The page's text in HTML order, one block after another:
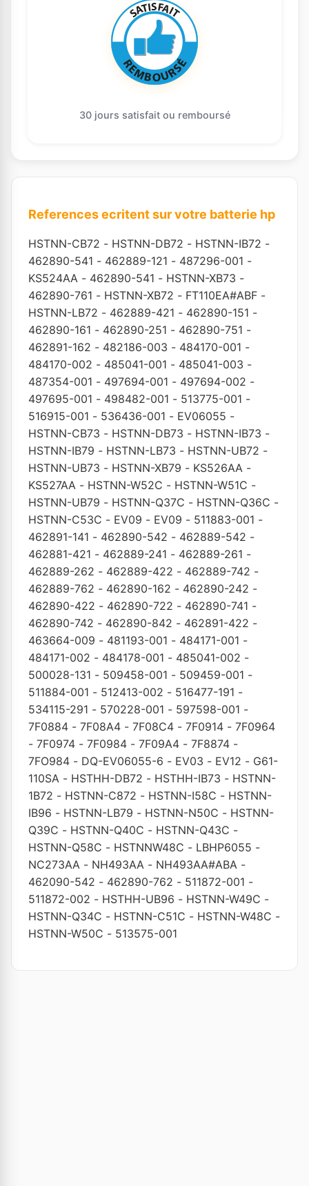
30 jours satisfait ou remboursé
References ecritent sur votre batterie hp
HSTNN-CB72 - HSTNN-DB72 - HSTNN-IB72 -
462890-541 - 462889-121 - 487296-001 -
KS524AA - 462890-541 - HSTNN-XB73 -
462890-761 - HSTNN-XB72 - FT110EA#ABF -
HSTNN-LB72 - 462889-421 - 462890-151 -
462890-161 - 462890-251 - 462890-751 -
462891-162 - 482186-003 - 484170-001 -
484170-002 - 485041-001 - 485041-003 -
487354-001 - 497694-001 - 497694-002 -
497695-001 - 498482-001 - 513775-001 -
516915-001 - 536436-001 - EV06055 -
HSTNN-CB73 - HSTNN-DB73 - HSTNN-IB73 -
HSTNN-IB79 - HSTNN-LB73 - HSTNN-UB72 -
HSTNN-UB73 - HSTNN-XB79 - KS526AA -
KS527AA - HSTNN-W52C - HSTNN-W51C -
HSTNN-UB79 - HSTNN-Q37C - HSTNN-Q36C -
HSTNN-C53C - EV09 - EV09 - 511883-001 -
462891-141 - 462890-542 - 462889-542 -
462881-421 - 462889-241 - 462889-261 -
462889-262 - 462889-422 - 462889-742 -
462889-762 - 462890-162 - 462890-242 -
462890-422 - 462890-722 - 462890-741 -
462890-742 - 462890-842 - 462891-422 -
463664-009 - 481193-001 - 484171-001 -
484171-002 - 484178-001 - 485041-002 -
500028-131 - 509458-001 - 509459-001 -
511884-001 - 512413-002 - 516477-191 -
534115-291 - 570228-001 - 597598-001 -
7F0884 - 7F08A4 - 7F08C4 - 7F0914 - 7F0964
- 7F0974 - 7F0984 - 7F09A4 - 7F8874 -
7FO984 - DQ-EV06055-6 - EV03 - EV12 - G61-
110SA - HSTHH-DB72 - HSTHH-IB73 - HSTNN-
1B72 - HSTNN-C872 - HSTNN-I58C - HSTNN-
IB96 - HSTNN-LB79 - HSTNN-N50C - HSTNN-
Q39C - HSTNN-Q40C - HSTNN-Q43C -
HSTNN-Q58C - HSTNNW48C - LBHP6055 -
NC273AA - NH493AA - NH493AA#ABA -
462090-542 - 462890-762 - 511872-001 -
511872-002 - HSTHH-UB96 - HSTNN-W49C -
HSTNN-Q34C - HSTNN-C51C - HSTNN-W48C -
HSTNN-W50C - 513575-001